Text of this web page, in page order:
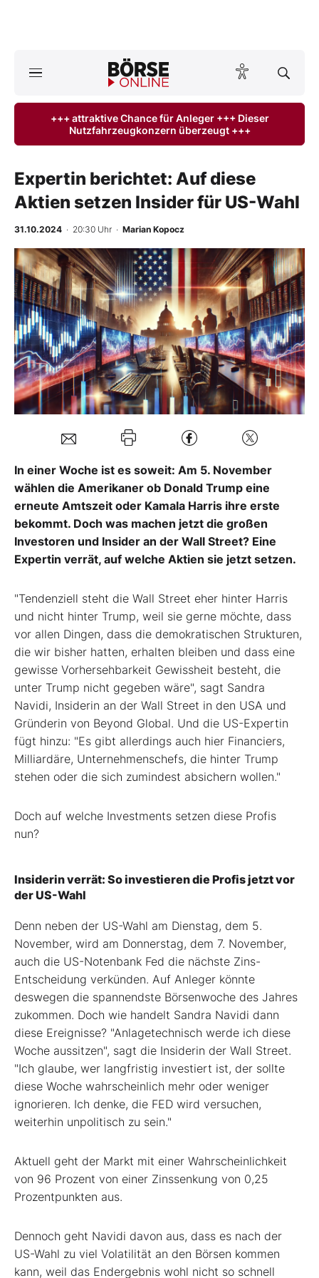
ktuelle Ausgabe BÖRSE ONLINE lesen
Anlageprodukte
Finanz-Check
BO-Musterdepots
Experten
Mein B:O
Mein Konto
Folgen Sie uns
Kontakt
+++ attraktive Chance für Anleger +++ Dieser
Nutzfahrzeugkonzern überzeugt +++
Expertin berichtet: Auf diese
Aktien setzen Insider für US-Wahl
31.10.2024 · 20:30 Uhr · Marian Kopocz
In einer Woche ist es soweit: Am 5. November
wählen die Amerikaner ob Donald Trump eine
erneute Amtszeit oder Kamala Harris ihre erste
bekommt. Doch was machen jetzt die großen
Investoren und Insider an der Wall Street? Eine
Expertin verrät, auf welche Aktien sie jetzt setzen.
"Tendenziell steht die Wall Street eher hinter Harris
und nicht hinter Trump, weil sie gerne möchte, dass
vor allen Dingen, dass die demokratischen Strukturen,
die wir bisher hatten, erhalten bleiben und dass eine
gewisse Vorhersehbarkeit Gewissheit besteht, die
unter Trump nicht gegeben wäre", sagt Sandra
Navidi, Insiderin an der Wall Street in den USA und
Gründerin von Beyond Global. Und die US-Expertin
fügt hinzu: "Es gibt allerdings auch hier Financiers,
Milliardäre, Unternehmenschefs, die hinter Trump
stehen oder die sich zumindest absichern wollen."
Doch auf welche Investments setzen diese Profis
nun?
Insiderin verrät: So investieren die Profis jetzt vor
der US-Wahl
Denn neben der US-Wahl am Dienstag, dem 5.
November, wird am Donnerstag, dem 7. November,
auch die US-Notenbank Fed die nächste Zins-
Entscheidung verkünden. Auf Anleger könnte
deswegen die spannendste Börsenwoche des Jahres
zukommen. Doch wie handelt Sandra Navidi dann
diese Ereignisse? "Anlagetechnisch werde ich diese
Woche aussitzen", sagt die Insiderin der Wall Street.
"Ich glaube, wer langfristig investiert ist, der sollte
diese Woche wahrscheinlich mehr oder weniger
ignorieren. Ich denke, die FED wird versuchen,
weiterhin unpolitisch zu sein."
Aktuell geht der Markt mit einer Wahrscheinlichkeit
von 96 Prozent von einer Zinssenkung von 0,25
Prozentpunkten aus.
Dennoch geht Navidi davon aus, dass es nach der
US-Wahl zu viel Volatilität an den Börsen kommen
kann, weil das Endergebnis wohl nicht so schnell